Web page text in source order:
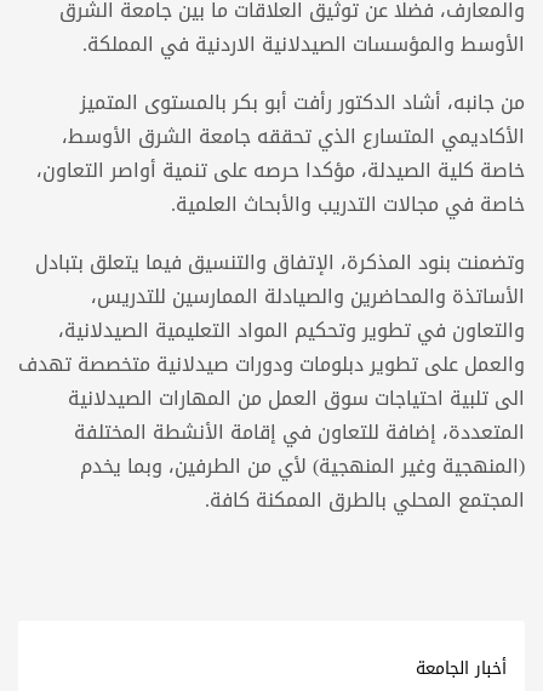
والمعارف، فضلا عن توثيق العلاقات ما بين جامعة الشرق
الأوسط والمؤسسات الصيدلانية الاردنية في المملكة.
من جانبه، أشاد الدكتور رأفت أبو بكر بالمستوى المتميز
الأكاديمي المتسارع الذي تحققه جامعة الشرق الأوسط،
خاصة كلية الصيدلة، مؤكدا حرصه على تنمية أواصر التعاون،
خاصة في مجالات التدريب والأبحاث العلمية.
وتضمنت بنود المذكرة، الإتفاق والتنسيق فيما يتعلق بتبادل
الأساتذة والمحاضرين والصيادلة الممارسين للتدريس،
والتعاون في تطوير وتحكيم المواد التعليمية الصيدلانية،
والعمل على تطوير دبلومات ودورات صيدلانية متخصصة تهدف
الى تلبية احتياجات سوق العمل من المهارات الصيدلانية
المتعددة، إضافة للتعاون في إقامة الأنشطة المختلفة
(المنهجية وغير المنهجية) لأي من الطرفين، وبما يخدم
المجتمع المحلي بالطرق الممكنة كافة.
أخبار الجامعة